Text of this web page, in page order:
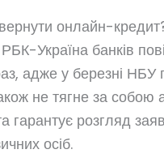
онлайн-
Україна банків
адже у березні НБУ
не тягне за
гарантує розгляд
осіб.